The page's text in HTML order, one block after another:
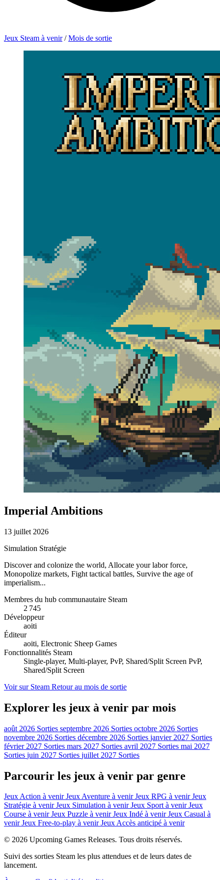
Jeux Steam à venir / Mois de sortie
Imperial Ambitions
13 juillet 2026
Simulation Stratégie
Discover and colonize the world, Allocate your labor force,
Monopolize markets, Fight tactical battles, Survive the age of
imperialism...
Membres du hub communautaire Steam
2 745
Développeur
aoiti
Éditeur
aoiti, Electronic Sheep Games
Fonctionnalités Steam
Single-player, Multi-player, PvP, Shared/Split Screen PvP,
Shared/Split Screen
Voir sur Steam Retour au mois de sortie
Explorer les jeux à venir par mois
août 2026 Sorties septembre 2026 Sorties octobre 2026 Sorties
novembre 2026 Sorties décembre 2026 Sorties janvier 2027 Sorties
février 2027 Sorties mars 2027 Sorties avril 2027 Sorties mai 2027
Sorties juin 2027 Sorties juillet 2027 Sorties
Parcourir les jeux à venir par genre
Jeux Action à venirJeux Aventure à venirJeux RPG à venirJeux
Stratégie à venirJeux Simulation à venirJeux Sport à venirJeux
Course à venirJeux Puzzle à venirJeux Indé à venirJeux Casual à
venirJeux Free-to-play à venirJeux Accès anticipé à venir
© 2026 Upcoming Games Releases. Tous droits réservés.
Suivi des sorties Steam les plus attendues et de leurs dates de
lancement.